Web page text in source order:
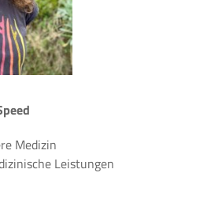
Medizin
Leistungen